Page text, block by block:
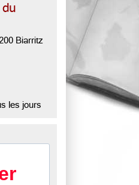
Biarritz
les jours